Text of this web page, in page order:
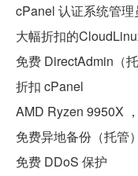
cPanel 认证系统管理
大幅折扣的
免费 DirectAdmin（托
折扣 cPanel
AMD Ryzen 9950X
免费异地备份（托管）
免费 DDoS 保护